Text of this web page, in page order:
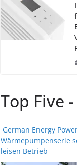
Top Five
German Energy
Wärmepumpenserie
leisen Betrieb